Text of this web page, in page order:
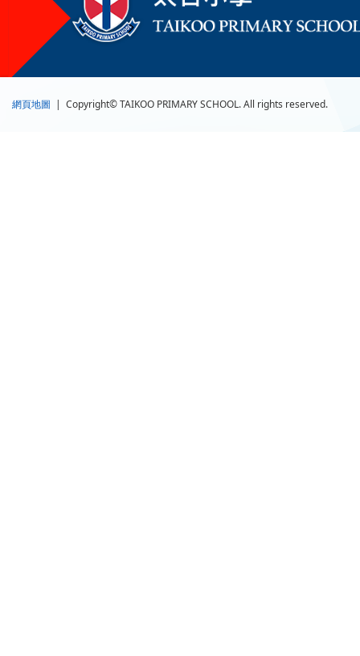
網頁地圖 | Copyright© TAIKOO PRIMARY SCHOOL. All rights reserved.